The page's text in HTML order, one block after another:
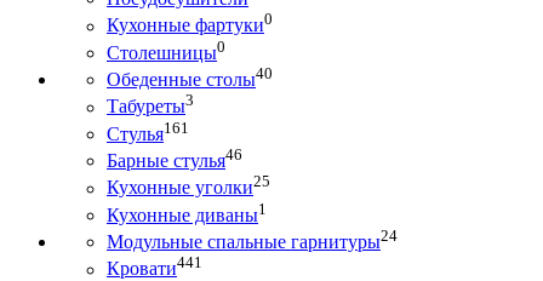
Кухонные фартуки0
Столешницы0
Обеденные столы40
Табуреты3
Стулья161
Барные стулья46
Кухонные уголки25
Кухонные диваны1
Модульные спальные гарнитуры24
Кровати441